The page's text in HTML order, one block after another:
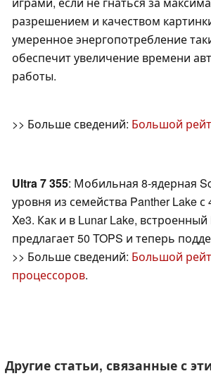
разрешением и качеством
умеренное энергопотребление
обеспечит увеличение времени
работы.
>> Больше сведений: Большой
Ultra 7 355: Мобильная 8-ядерная
уровня из семейства Panther Lake
Xe3. Как и в Lunar Lake, встроенный
предлагает 50 TOPS и теперь
>> Больше сведений: Большой
процессоров.
Другие статьи, связанные с